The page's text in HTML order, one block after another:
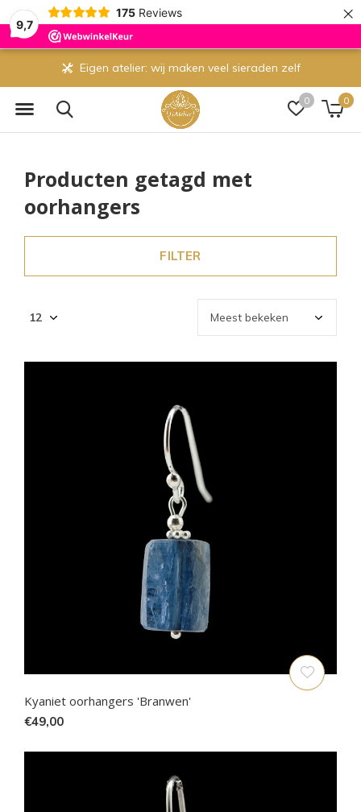
9,7
175 Reviews ×
0 0
Eigen atelier: wij maken veel sieraden zelf
Producten getagd met
oorhangers
FILTER
Kyaniet oorhangers 'Branwen'
€49,00